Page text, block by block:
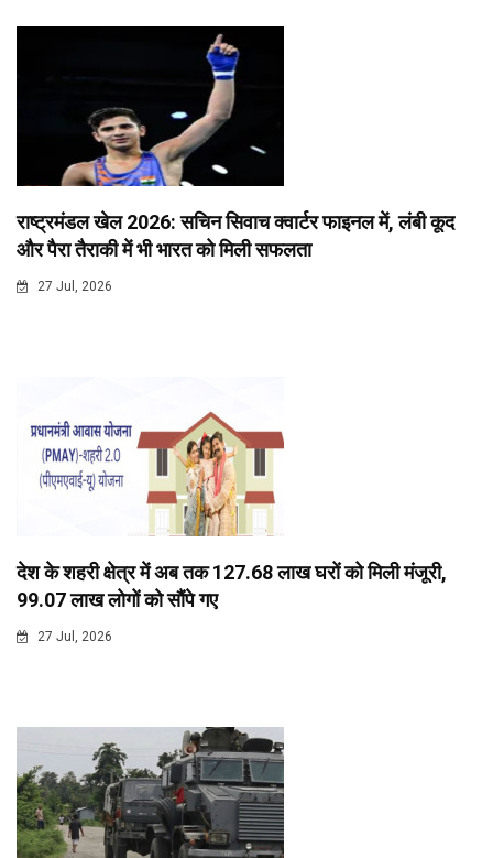
राष्ट्रमंडल खेल 2026: सचिन सिवाच क्वार्टर फाइनल में, लंबी कूद
और पैरा तैराकी में भी भारत को मिली सफलता
27 Jul, 2026
देश के शहरी क्षेत्र में अब तक 127.68 लाख घरों को मिली मंजूरी,
99.07 लाख लोगों को सौंपे गए
27 Jul, 2026